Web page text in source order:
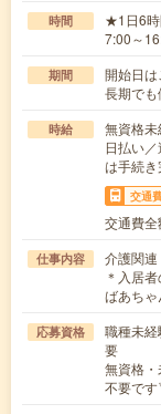
時間
★1日6時
7:00～
期間
開始日
長期でも
時給
無資格
日払い
は手続き
交通
交通費
仕事内容
介護関連
＊入居
ばあち
応募資格
職種未経
要
無資格
不要で